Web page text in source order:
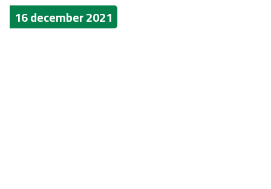
16 december 2021